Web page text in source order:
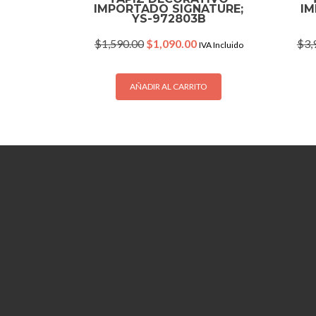
IMPORTADO SIGNATURE;
YS-972803B
$1,590.00 Original
was:
$1,590.00.
$1,090.00Current
is:
$1,090.00.
IVA Incluido
AÑADIR AL CARRITO
$